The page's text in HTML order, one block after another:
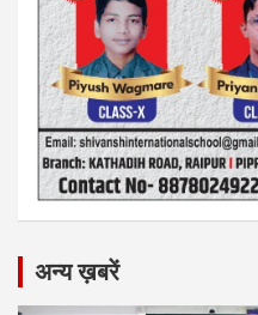
अन्य ख़बरें